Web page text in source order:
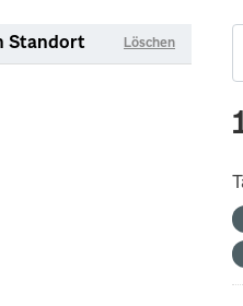
Standort Löschen